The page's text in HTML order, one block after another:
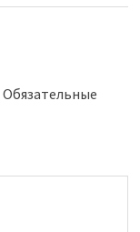
Обязательные